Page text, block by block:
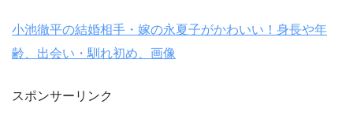
小池徹平の結婚相手・嫁の永夏子がかわいい！身長や年
齢、出会い・馴れ初め、画像
スポンサーリンク